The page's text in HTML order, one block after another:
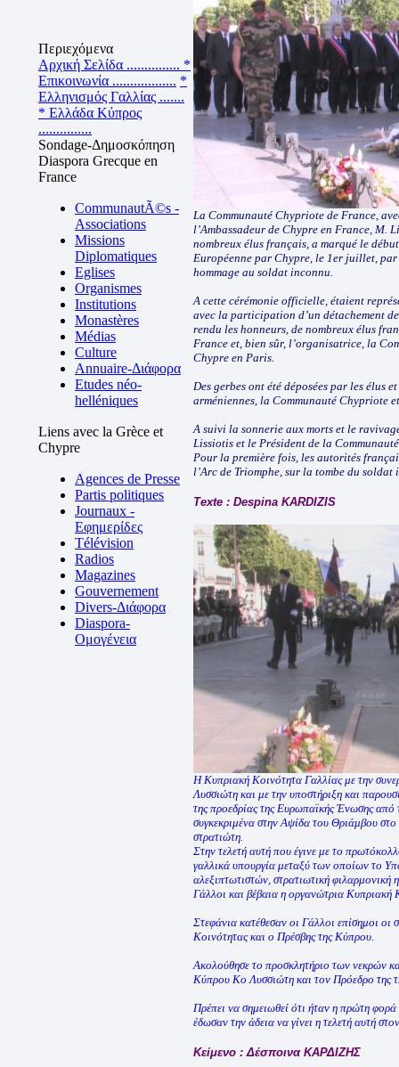
Περιεχόμενα
Αρχική Σελίδα ............... *
Επικοινωνία .................. *
Ελληνισμός Γαλλίας .......
* Ελλάδα Κύπρος
...............
Sondage-Δημοσκόπηση
Diaspora Grecque en
France
CommunautÃ©s -
Associations
Missions
Diplomatiques
Eglises
Organismes
Institutions
Monastères
Médias
Culture
Annuaire-Διάφορα
Etudes néo-
helléniques
Liens avec la Grèce et
Chypre
Agences de Presse
Partis politiques
Journaux -
Εφημερίδες
Télévision
Radios
Magazines
Gouvernement
Divers-Διάφορα
Diaspora-
Ομογένεια
La Communauté Chypriote de France,
l’Ambassadeur de Chypre en France, M.
nombreux élus français, a marqué le
Européenne par Chypre, le 1er juillet, par
hommage au soldat inconnu.
A cette cérémonie officielle, étaient
avec la participation d’un détachement
rendu les honneurs, de nombreux élus
France et, bien sûr, l’organisatrice, la
Chypre en Paris.
Des gerbes ont été déposées par les élus
arméniennes, la Communauté Chypriote
A suivi la sonnerie aux morts et le
Lissiotis et le Président de la
Pour la première fois, les autorités
l’Arc de Triomphe, sur la tombe du
Texte : Despina KARDIZIS
Η Κυπριακή Κοινότητα Γαλλίας με την
Λυσσιώτη και με την υποστήριξη και
της προεδρίας της Ευρωπαϊκής Ένωσης από
συγκεκριμένα στην Αψίδα του Θριάμβου
στρατιώτη.
Στην τελετή αυτή που έγινε με το
γαλλικά υπουργία μεταξύ των οποίων το
αλεξιπτωτιστών, στρατιωτική φιλαρμονική
Γάλλοι και βέβαια η οργανώτρια Κυπριακή
Στεφάνια κατέθεσαν οι Γάλλοι επίσημοι
Κοινότητας και ο Πρέσβης της Κύπρου.
Ακολούθησε το προσκλητήριο των νεκρών
Κύπρου Κο Λυσσιώτη και τον Πρόεδρο της
Πρέπει να σημειωθεί ότι ήταν η πρώτη φορά
έδωσαν την άδεια να γίνει η τελετή αυτή
Κείμενο : Δέσποινα ΚΑΡΔΙΖΗΣ